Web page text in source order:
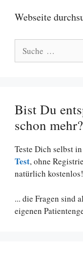
Webseite
nach:
Bist Du
schon mehr?
Teste Dich selbst
Test, ohne
natürlich kostenlos!
... die Fragen sind
eigenen